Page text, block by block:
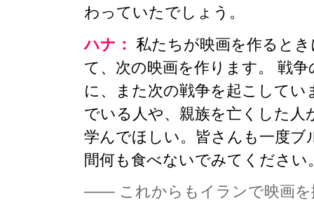
わっていたでしょう。
ハナ： 私たちが映画を作ると
て、次の映画を作ります。 戦
に、また次の戦争を起こして
でいる人や、親族を亡くした
学んでほしい。皆さんも一度
間何も食べないでみてください
—— これからもイランで映画を